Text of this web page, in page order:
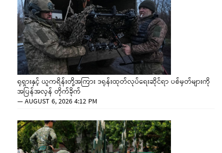
ရုရှားနှင့် ယူကရိန်းတို့အကြား ဒရုန်းထုတ်လုပ်ရေးဆိုင်ရာ ပစ်မှတ်များကို
အပြန်အလှန် တိုက်ခိုက်
—AUGUST 6, 2026 4:12 PM